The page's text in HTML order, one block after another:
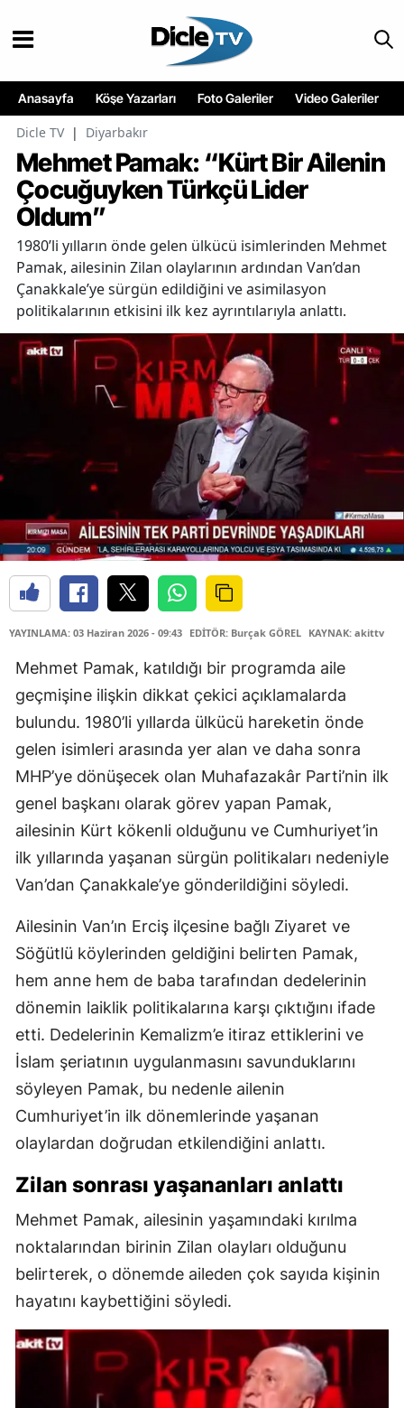
Anasayfa Köşe Yazarları Foto Galeriler Video Galeriler
Dicle TV | Diyarbakır
Mehmet Pamak: “Kürt Bir Ailenin
Çocuğuyken Türkçü Lider
Oldum”
1980’li yılların önde gelen ülkücü isimlerinden Mehmet
Pamak, ailesinin Zilan olaylarının ardından Van’dan
Çanakkale’ye sürgün edildiğini ve asimilasyon
politikalarının etkisini ilk kez ayrıntılarıyla anlattı.
YAYINLAMA: 03 Haziran 2026 - 09:43 EDİTÖR: Burçak GÖREL KAYNAK: akittv
Mehmet Pamak, katıldığı bir programda aile
geçmişine ilişkin dikkat çekici açıklamalarda
bulundu. 1980’li yıllarda ülkücü hareketin önde
gelen isimleri arasında yer alan ve daha sonra
MHP’ye dönüşecek olan Muhafazakâr Parti’nin ilk
genel başkanı olarak görev yapan Pamak,
ailesinin Kürt kökenli olduğunu ve Cumhuriyet’in
ilk yıllarında yaşanan sürgün politikaları nedeniyle
Van’dan Çanakkale’ye gönderildiğini söyledi.
Ailesinin Van’ın Erciş ilçesine bağlı Ziyaret ve
Söğütlü köylerinden geldiğini belirten Pamak,
hem anne hem de baba tarafından dedelerinin
dönemin laiklik politikalarına karşı çıktığını ifade
etti. Dedelerinin Kemalizm’e itiraz ettiklerini ve
İslam şeriatının uygulanmasını savunduklarını
söyleyen Pamak, bu nedenle ailenin
Cumhuriyet’in ilk dönemlerinde yaşanan
olaylardan doğrudan etkilendiğini anlattı.
Zilan sonrası yaşananları anlattı
Mehmet Pamak, ailesinin yaşamındaki kırılma
noktalarından birinin Zilan olayları olduğunu
belirterek, o dönemde aileden çok sayıda kişinin
hayatını kaybettiğini söyledi.